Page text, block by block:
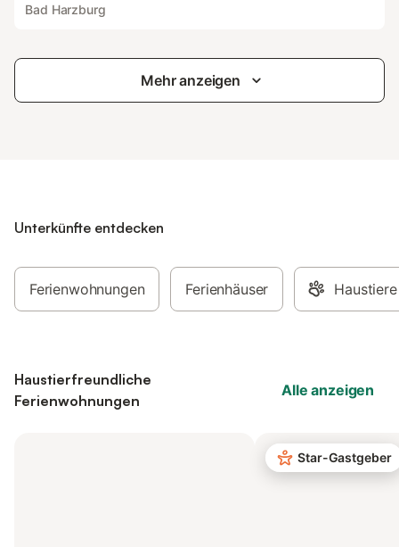
Bad Harzburg
Mehr anzeigen
Unterkünfte entdecken
Ferienwohnungen Ferienhäuser
Haustierfreundliche
Ferienwohnungen
Alle anzeigen
Star-Gastgeber